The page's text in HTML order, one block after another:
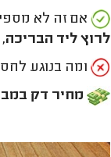
אם זה לא
לרוץ ליד
ומה בנוגע
מחיר דק במבוק לבריכה